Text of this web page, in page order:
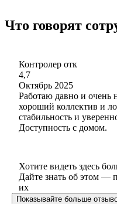
Что говорят
Контролер отк
4,7
Октябрь 2025
Работаю давно и очень
хороший коллектив и
стабильность и
Доступность с домом.
Хотите видеть здесь
Дайте знать об этом —
их
Показывайте больше